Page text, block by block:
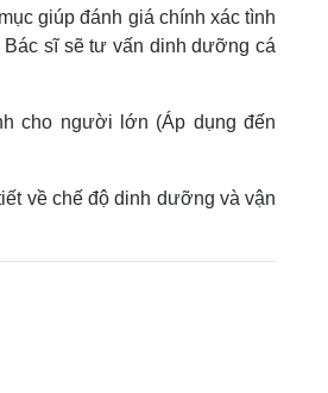
giúp đánh giá chính xác tình
Bác sĩ sẽ tư vấn dinh dưỡng cá
cho người lớn (Áp dụng đến
về chế độ dinh dưỡng và vận